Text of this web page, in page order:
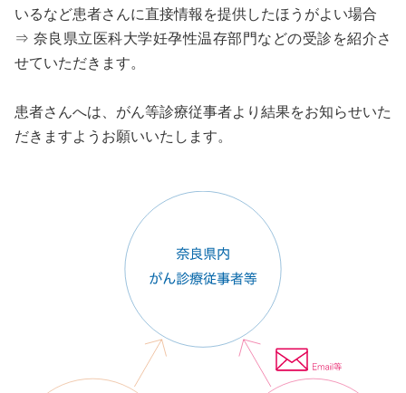
いるなど患者さんに直接情報を提供したほうがよい場合
⇒ 奈良県立医科大学妊孕性温存部門などの受診を紹介さ
せていただきます。
患者さんへは、がん等診療従事者より結果をお知らせいた
だきますようお願いいたします。